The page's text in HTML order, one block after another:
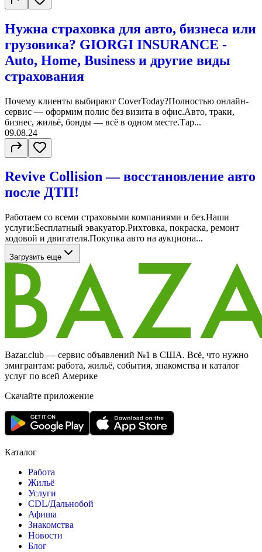
Нужна страховка для авто, бизнеса или
грузовика? GIORGI INSURANCE -
Auto, Home, Business и другие виды
страхования
Почему клиенты выбирают CoverToday?Полностью онлайн-
сервис — оформим полис без визита в офис.Авто, траки,
бизнес, жильё, бонды — всё в одном месте.Тар...
09.08.24
Revive Collision — восстановление авто
после ДТП!
Работаем со всеми страховыми компаниями и без.Наши
услуги:Бесплатный эвакуатор.Рихтовка, покраска, ремонт
ходовой и двигателя.Покупка авто на аукциона...
Загрузить еще
Bazar.club — сервис объявлений №1 в США. Всё, что нужно
эмигрантам: работа, жильё, события, знакомства и каталог
услуг по всей Америке
Скачайте приложение
Каталог
Работа
Жильё
Услуги
CDL/Дальнобой
Афиша
Знакомства
Новости
Блог